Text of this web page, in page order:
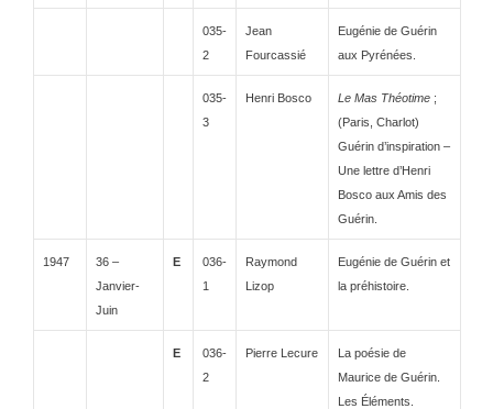
035-
2
Jean
Fourcassié
Eugénie de Guérin
aux Pyrénées.
035-
3
Henri Bosco Le Mas Théotime ;
(Paris, Charlot)
Guérin d’inspiration –
Une lettre d’Henri
Bosco aux Amis des
Guérin.
1947
36 –
Janvier-
Juin
E
036-
1
Raymond
Lizop
Eugénie de Guérin et
la préhistoire.
E
036-
2
Pierre Lecure
La poésie de
Maurice de Guérin.
Les Éléments.